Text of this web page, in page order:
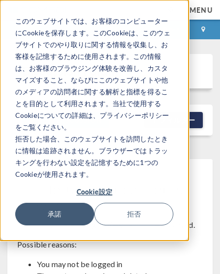
このウェブサイトでは、お客様のコンピューター
にCookieを保存します。このCookieは、このウェ
ブサイトでのやり取りに関する情報を収集し、お
客様を記憶するために使用されます。この情報
は、お客様のブラウジング体験を改善し、カスタ
マイズすること、ならびにこのウェブサイトや他
のメディアの訪問者に関する解析と指標を得るこ
とを目的として利用されます。当社で使用する
Cookieについての詳細は、プライバシーポリシー
をご覧ください。
拒否した場合、このウェブサイトを訪問したとき
に情報は追跡されません。ブラウザーではトラッ
キングを行わない設定を記憶するために1つの
Cookieが使用されます。
Cookie設定
承諾 拒否
MENU
ログイン お問い合わせ
Discussion Forum
NEW DISCUSSION フィルター
This forum post cannot be
viewed
The post you are trying to view cannot be displayed.
Possible reasons:
You may not be logged in